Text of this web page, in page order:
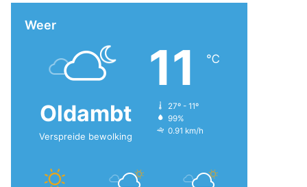
Weer
Oldambt
Verspreide bewolking
11 ℃
27º - 11º
99%
0.91 km/h